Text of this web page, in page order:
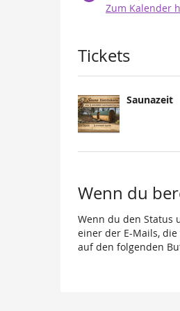
Zum Kalender
Produkte
Tickets
Saunazeit
Wenn du
Wenn du den Status
einer der E-Mails,
auf den folgenden